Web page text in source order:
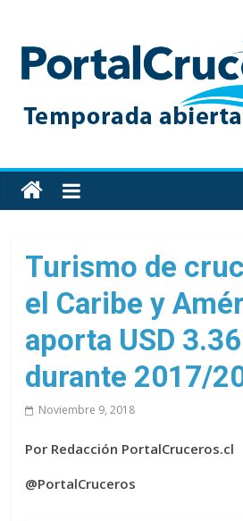
content
Toda
la
de
cruceros
en
solo
sitio
Turismo de
el Caribe y
aporta USD
durante 2017/
Noviembre 9, 2018
Por Redacción PortalCruceros.cl
@PortalCruceros